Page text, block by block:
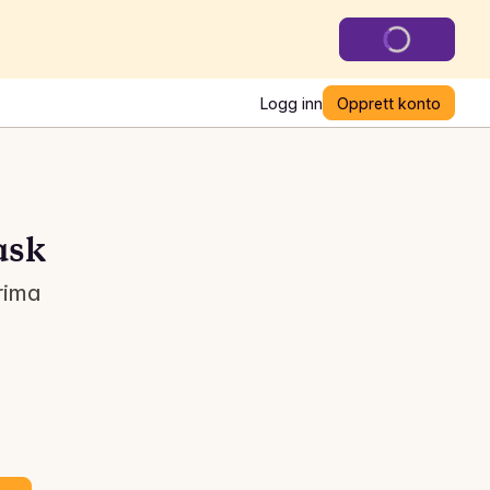
Logg inn Opprett konto